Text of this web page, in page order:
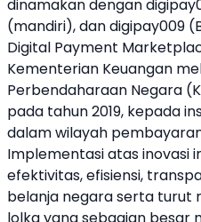
dinamakan dengan
(mandiri), dan digipay009
Digital Payment
Kementerian Keuangan
Perbendaharaan Negara
pada tahun 2019, kepada
dalam wilayah
Implementasi atas inovasi
efektivitas, efisiensi,
belanja negara serta turut